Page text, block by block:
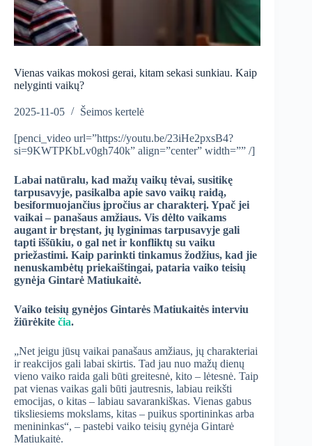
Vienas vaikas mokosi gerai, kitam sekasi sunkiau. Kaip
nelyginti vaikų?
2025-11-05 Šeimos kertelė
[penci_video url=”https://youtu.be/23iHe2pxsB4?
si=9KWTPKbLv0gh740k” align=”center” width=”” /]
Labai natūralu, kad mažų vaikų tėvai, susitikę
tarpusavyje, pasikalba apie savo vaikų raidą,
besiformuojančius įpročius ar charakterį. Ypač jei
vaikai – panašaus amžiaus. Vis dėlto vaikams
augant ir bręstant, jų lyginimas tarpusavyje gali
tapti iššūkiu, o gal net ir konfliktų su vaiku
priežastimi. Kaip parinkti tinkamus žodžius, kad jie
nenuskambėtų priekaištingai, pataria vaiko teisių
gynėja Gintarė Matiukaitė.
Vaiko teisių gynėjos Gintarės Matiukaitės interviu
žiūrėkite čia.
„Net jeigu jūsų vaikai panašaus amžiaus, jų charakteriai
ir reakcijos gali labai skirtis. Tad jau nuo mažų dienų
vieno vaiko raida gali būti greitesnė, kito – lėtesnė. Taip
pat vienas vaikas gali būti jautresnis, labiau reikšti
emocijas, o kitas – labiau savarankiškas. Vienas gabus
tiksliesiems mokslams, kitas – puikus sportininkas arba
menininkas“, – pastebi vaiko teisių gynėja Gintarė
Matiukaitė.